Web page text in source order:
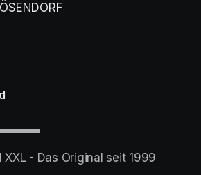
XXL - Das Original seit 1999